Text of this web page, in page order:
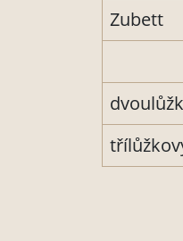
Zubett